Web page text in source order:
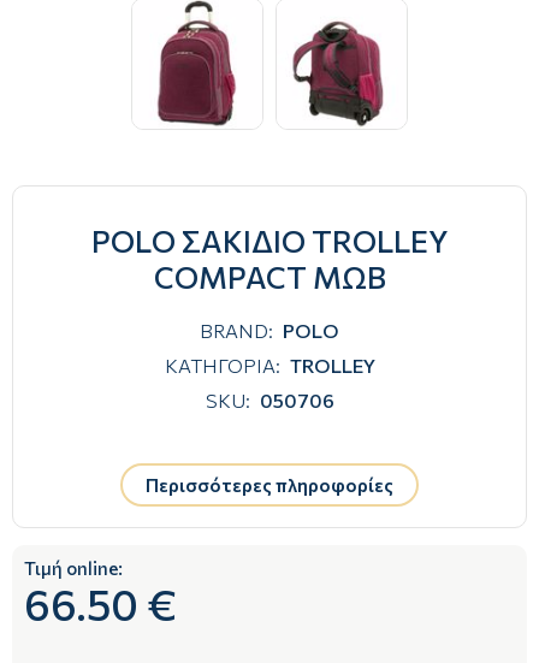
POLO ΣΑΚΙΔΙΟ TROLLEY
COMPACT ΜΩΒ
BRAND: POLO
ΚΑΤΗΓΟΡΙΑ: TROLLEY
SKU: 050706
Περισσότερες πληροφορίες
Τιμή online:
66.50 €